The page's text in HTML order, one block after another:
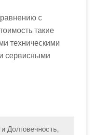
с
такие
техническими
сервисными
Долговечность,